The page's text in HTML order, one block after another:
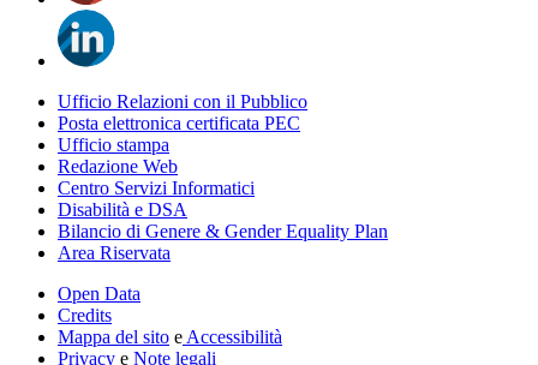
Ufficio Relazioni con il Pubblico
Posta elettronica certificata PEC
Ufficio stampa
Redazione Web
Centro Servizi Informatici
Disabilità e DSA
Bilancio di Genere & Gender Equality Plan
Area Riservata
Open Data
Credits
Mappa del sito e Accessibilità
Privacy e Note legali